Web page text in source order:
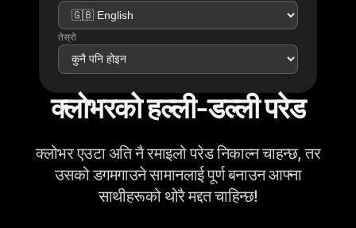
तेस्रो
क्लोभरको हल्ली-डल्ली परेड
क्लोभर एउटा अति नै रमाइलो परेड निकाल्न चाहन्छ, तर
उसको डगमगाउने सामानलाई पूर्ण बनाउन आफ्ना
साथीहरूको थोरै मद्दत चाहिन्छ!